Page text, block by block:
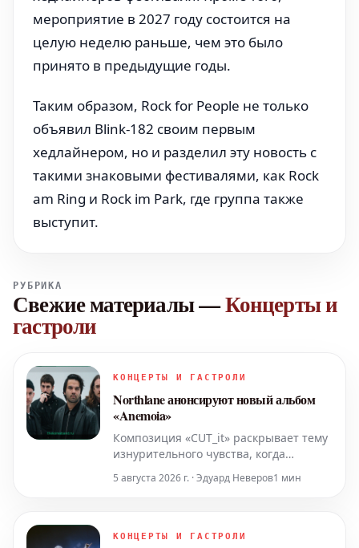
мероприятие в 2027 году состоится на
целую неделю раньше, чем это было
принято в предыдущие годы.
Таким образом, Rock for People не только
объявил Blink-182 своим первым
хедлайнером, но и разделил эту новость с
такими знаковыми фестивалями, как Rock
am Ring и Rock im Park, где группа также
выступит.
РУБРИКА
Свежие материалы—Концерты и
гастроли
КОНЦЕРТЫ И ГАСТРОЛИ
Northlane анонсируют новый альбом
«Anemoia»
Композиция «CUT_it» раскрывает тему
изнурительного чувства, когда
полное эмоциональное выгорание и
5 августа 2026 г. · Эдуард Неверов1 мин
КОНЦЕРТЫ И ГАСТРОЛИ